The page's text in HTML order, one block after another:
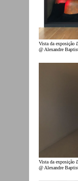
Vista da exposição
@ Alexandre
Vista da exposição
@ Alexandre